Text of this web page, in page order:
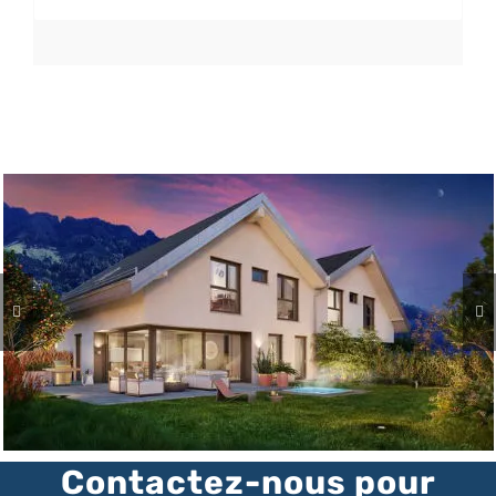
Contactez-nous pour